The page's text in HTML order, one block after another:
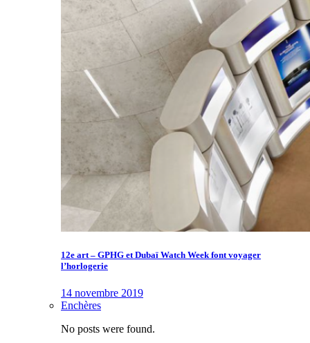
12e art – GPHG et Dubaï Watch Week font voyager
l’horlogerie
14 novembre 2019
Enchères
No posts were found.